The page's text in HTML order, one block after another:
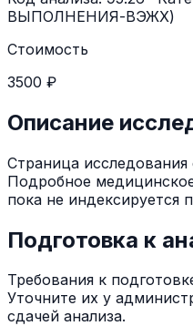
ВЫПОЛНЕНИЯ-ВЭЖХ)
Стоимость
3500 ₽
Описание
Страница исследования
Подробное
пока не индексируется
Подготовка к
Требования к
Уточните их у
сдачей анализа.